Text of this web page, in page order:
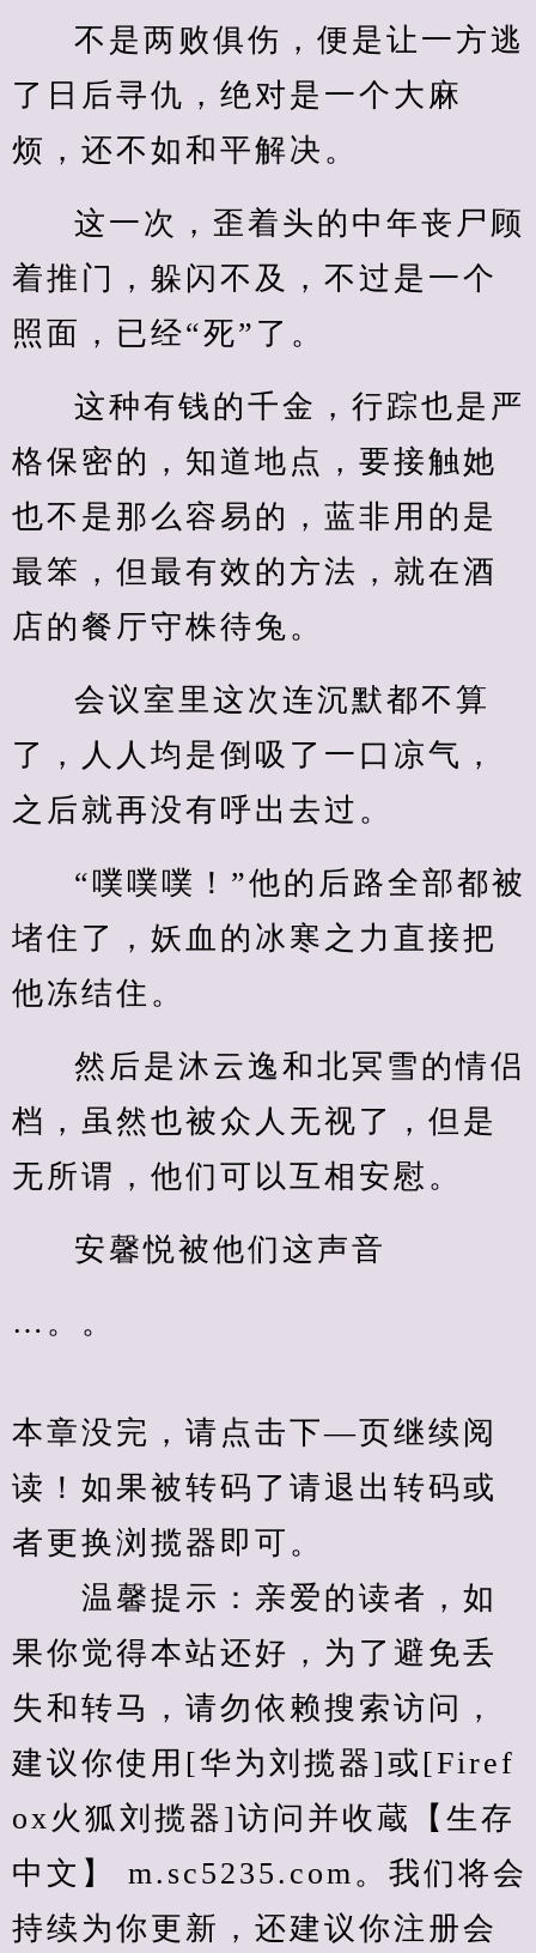
不是两败俱伤，便是让一方逃
了日后寻仇，绝对是一个大麻
烦，还不如和平解决。
这一次，歪着头的中年丧尸顾
着推门，躲闪不及，不过是一个
照面，已经“死”了。
这种有钱的千金，行踪也是严
格保密的，知道地点，要接触她
也不是那么容易的，蓝非用的是
最笨，但最有效的方法，就在酒
店的餐厅守株待兔。
会议室里这次连沉默都不算
了，人人均是倒吸了一口凉气，
之后就再没有呼出去过。
“噗噗噗！”他的后路全部都被
堵住了，妖血的冰寒之力直接把
他冻结住。
然后是沐云逸和北冥雪的情侣
档，虽然也被众人无视了，但是
无所谓，他们可以互相安慰。
安馨悦被他们这声音
…。。
本章没完，请点击下—页继续阅
读！如果被转码了请退出转码或
者更换浏揽器即可。
温馨提示：亲爱的读者，如
果你觉得本站还好，为了避免丢
失和转马，请勿依赖搜索访问，
建议你使用[华为刘揽器]或[Firef
ox火狐刘揽器]访问并收蔵【生存
中文】 m.sc5235.com。我们将会
持续为你更新，还建议你注册会